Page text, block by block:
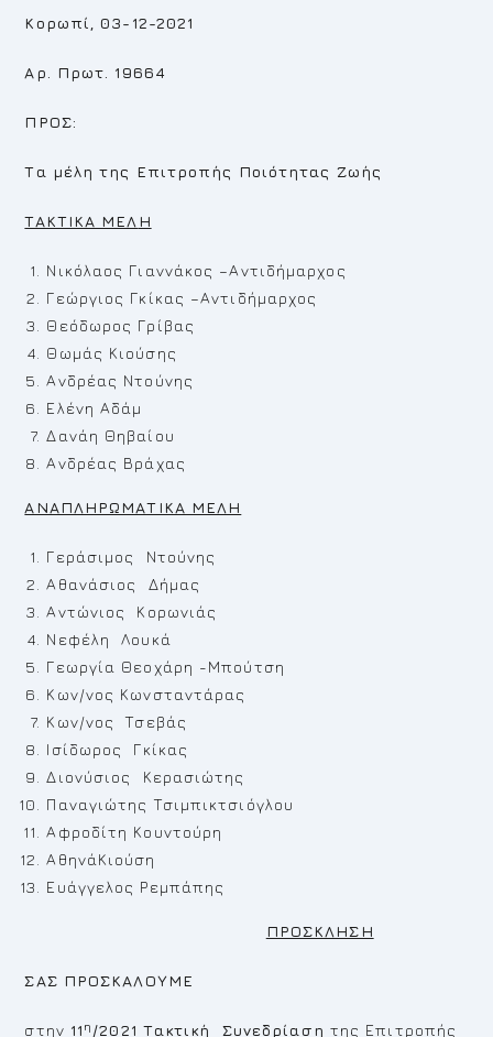
Κορωπί, 03-12-2021
Αρ. Πρωτ. 19664
ΠΡΟΣ:
Τα μέλη της Επιτροπής Ποιότητας Ζωής
TAKTIKA MEΛ H
Νικόλαος Γιαννάκος –Αντιδήμαρχος
Γεώργιος Γκίκας –Αντιδήμαρχος
Θεόδωρος Γρίβας
Θωμάς Κιούσης
Ανδρέας Ντούνης
Ελένη Αδάμ
Δανάη Θηβαίου
Ανδρέας Βράχας
ΑΝΑΠΛΗΡΩΜΑΤΙΚΑ ΜΕΛΗ
Γεράσιμος Ντούνης
Αθανάσιος Δήμας
Αντώνιος Κορωνιάς
Νεφέλη Λουκά
Γεωργία Θεοχάρη -Μπούτση
Κων/νος Κωνσταντάρας
Κων/νος Τσεβάς
Ισίδωρος Γκίκας
Διονύσιος Κερασιώτης
Παναγιώτης Τσιμπικτσιόγλου
Αφροδίτη Κουντούρη
ΑθηνάΚιούση
Ευάγγελος Ρεμπάπης
ΠΡΟΣΚΛΗΣΗ
ΣΑΣ ΠΡΟΣΚΑΛΟΥΜΕ
στην 11 η /2021 Τακτική Συνεδρίαση της Επιτροπής